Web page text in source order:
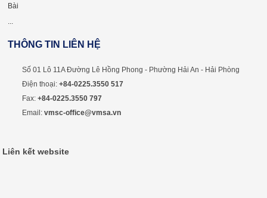
Bài
...
THÔNG TIN LIÊN HỆ
Số 01 Lô 11A Đường Lê Hồng Phong - Phường Hải An - Hải Phòng
Điện thoại:+84-0225.3550 517
Fax:+84-0225.3550 797
Email:vmsc-office@vmsa.vn
Liên kết website